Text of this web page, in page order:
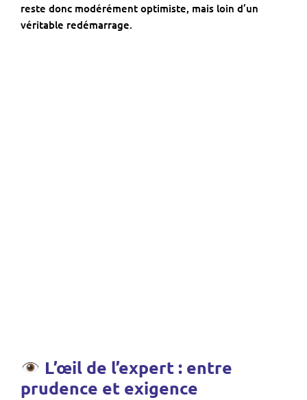
reste donc modérément optimiste, mais loin d’un
véritable redémarrage.
L’œil de l’expert : entre
prudence et exigence